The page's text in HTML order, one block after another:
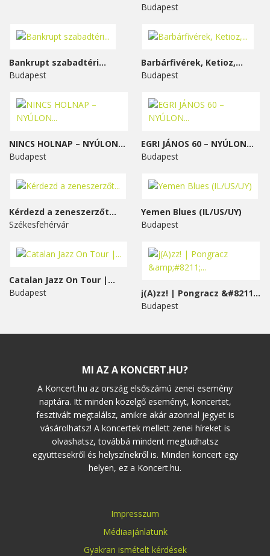
Budapest
Bankrupt szabadtéri...
Budapest
Barbárfivérek, Ketioz,...
Budapest
NINCS HOLNAP – NYÚLON...
Budapest
EGRI JÁNOS 60 – NYÚLON...
Budapest
Kérdezd a zeneszerzőt...
Székesfehérvár
Yemen Blues (IL/US/UY)
Budapest
Catalan Jazz On Tour |...
Budapest
j(A)zz! | Pongracz &#8211;...
Budapest
MI AZ A KONCERT.HU?
A Koncert.hu az ország elsőszámú zenei esemény
naptára. Itt minden közelgő eseményt, koncertet,
fesztivált megtalálsz, amikre akár azonnal jegyet is
vásárolhatsz! A koncertek mellett zenei híreket is
olvashatsz, továbbá mindent megtudhatsz
együttesekről és helyszínekről is. Minden koncert egy
helyen, ez a Koncert.hu.
Impresszum
Médiaajánlatunk
Gyakran ismételt kérdések